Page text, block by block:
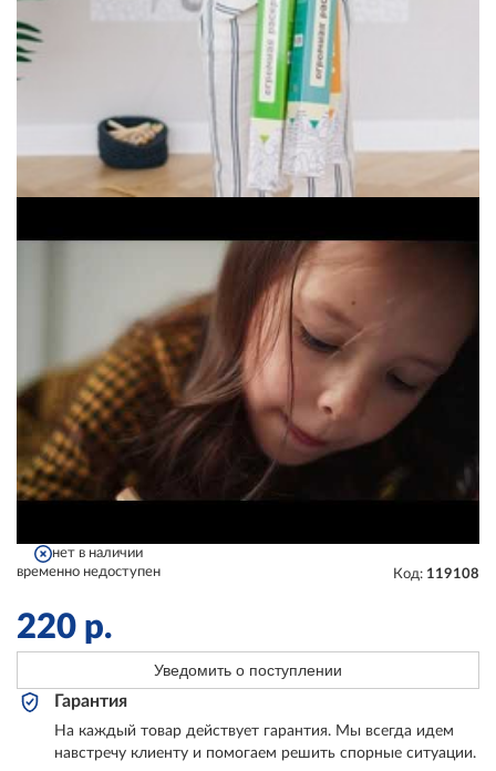
нет в наличии
временно недоступен
Код: 119108
220 р.
Уведомить о поступлении
Гарантия
На каждый товар действует гарантия. Мы всегда идем
навстречу клиенту и помогаем решить спорные ситуации.